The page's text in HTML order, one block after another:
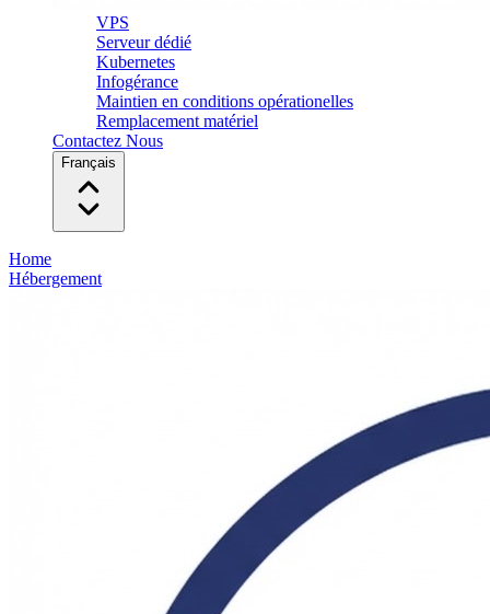
VPS
Serveur dédié
Kubernetes
Infogérance
Maintien en conditions opérationelles
Remplacement matériel
Contactez Nous
Français
Home
Hébergement